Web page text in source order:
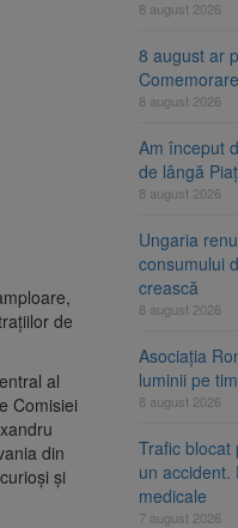
de
al
Comisiei
din
şi
8 august 2026
8 august ar
8 august 2026
Am început
de lângă
8 august 2026
Ungaria
consumului
crească
8 august 2026
Asociația
luminii pe
8 august 2026
Trafic blocat
un accident.
medicale
7 august 2026